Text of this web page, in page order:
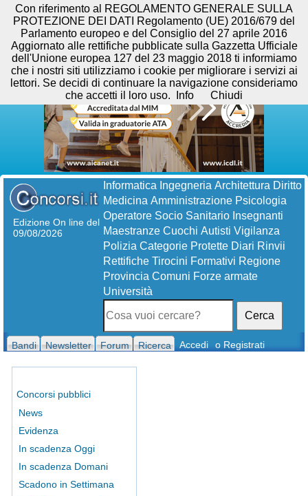
Edizione On line del
09/08/2026
Informatica Ingegneria Architettura Diritto
Medicina Amministrazione Psicologia
Operatore Socio Sanitario Insegnanti
Maestranze Cuochi Autisti Vigilanza
Polizia Categorie Protette Diari Rinvii
Rettifiche Tirocini Formativi Regione
Provincia Comuni Forze armate
Università
Cerca
Bandi Newsletter Forum Ricerca Accedi o Registrati
Concorsi pubblici
News
Evidenza
In scadenza Oggi
In scadenza Domani
Scadono in Settimana
Con riferimento al REGOLAMENTO GENERALE SULLA
PROTEZIONE DEI DATI Regolamento (UE) 2016/679 del
Parlamento europeo e del Consiglio del 27 aprile 2016
Aggiornato alle rettifiche pubblicate sulla Gazzetta Ufficiale
dell'Unione europea 127 del 23 maggio 2018 ti informiamo
che i nostri siti utilizziamo i cookie per migliorare i servizi ai
lettori. Se decidi di continuare la navigazione consideriamo
che accetti il loro uso.
Info Chiudi